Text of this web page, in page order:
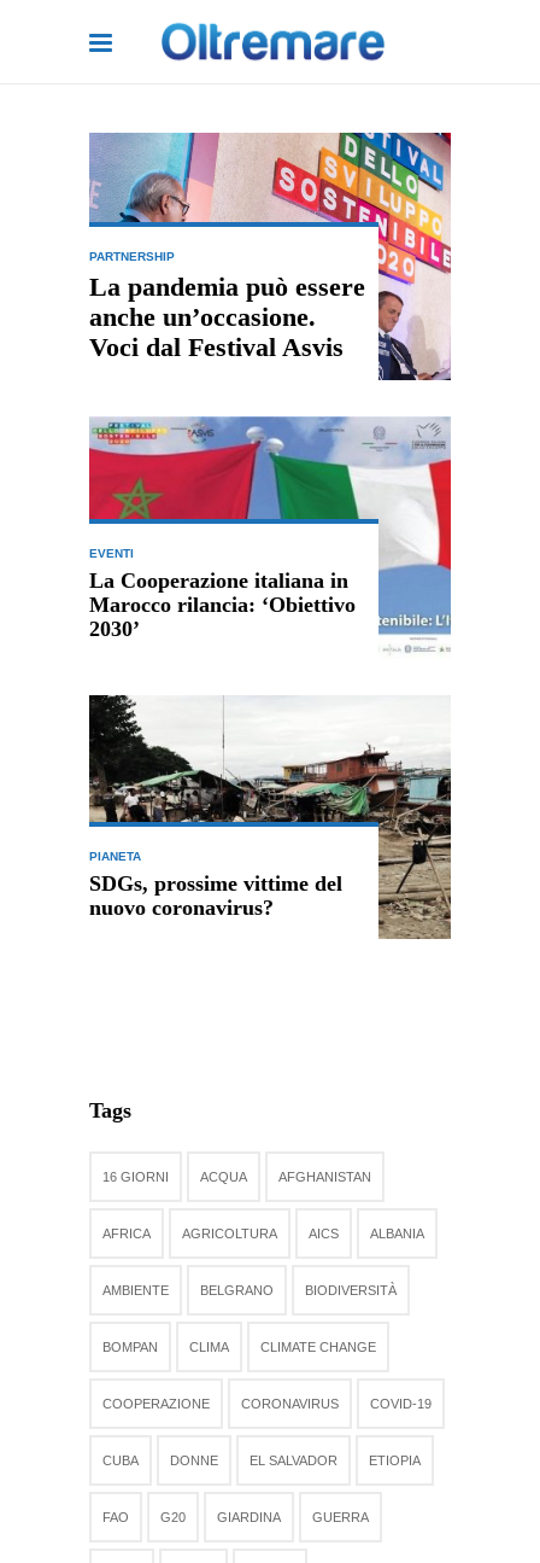
PARTNERSHIP
La pandemia può essere
anche un’occasione.
Voci dal Festival Asvis
EVENTI
La Cooperazione italiana in
Marocco rilancia: ‘Obiettivo
2030’
PIANETA
SDGs, prossime vittime del
nuovo coronavirus?
Tags
16 GIORNI ACQUA AFGHANISTAN
AFRICA AGRICOLTURA AICS ALBANIA
AMBIENTE BELGRANO BIODIVERSITÀ
BOMPAN CLIMA CLIMATE CHANGE
COOPERAZIONE CORONAVIRUS COVID-19
CUBA DONNE EL SALVADOR ETIOPIA
FAO G20 GIARDINA GUERRA